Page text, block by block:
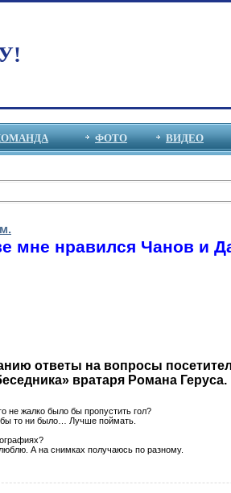
ФОТО ВИДЕО
мне нравился Чанов и
ответы на вопросы
вратаря Романа Геруса.
не жалко было бы пропустить гол?
бы то ни было… Лучше поймать.
А на снимках получаюсь по разному.